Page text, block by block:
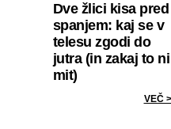
Dve žlici kisa pred
spanjem: kaj se v
telesu zgodi do
jutra (in zakaj to ni
mit)
VEČ >